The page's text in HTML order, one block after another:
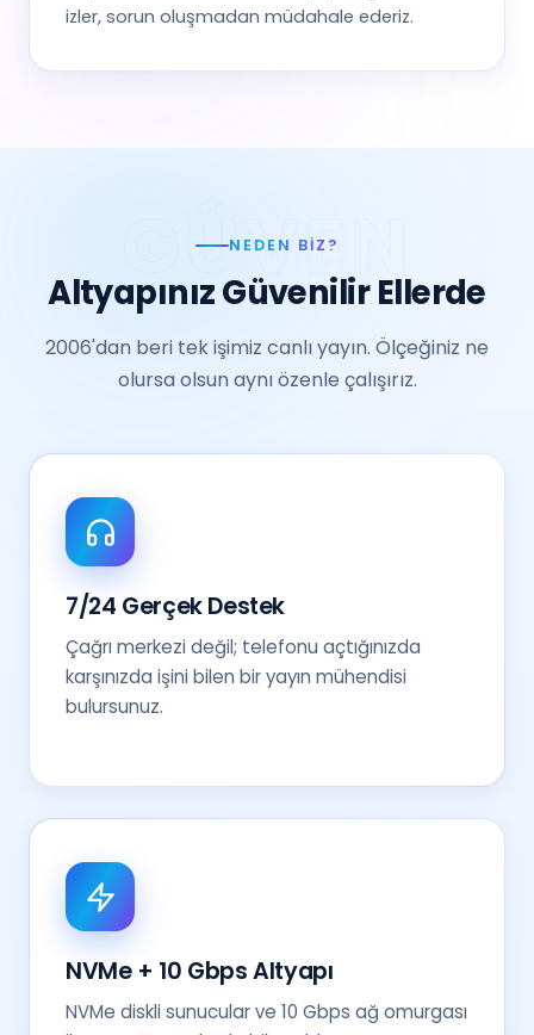
izler, sorun oluşmadan müdahale ederiz.
NEDEN BIZ?
Altyapınız Güvenilir Ellerde
2006'dan beri tek işimiz canlı yayın. Ölçeğiniz ne
olursa olsun aynı özenle çalışırız.
7/24 Gerçek Destek
Çağrı merkezi değil; telefonu açtığınızda
karşınızda işini bilen bir yayın mühendisi
bulursunuz.
NVMe + 10 Gbps Altyapı
NVMe diskli sunucular ve 10 Gbps ağ omurgası